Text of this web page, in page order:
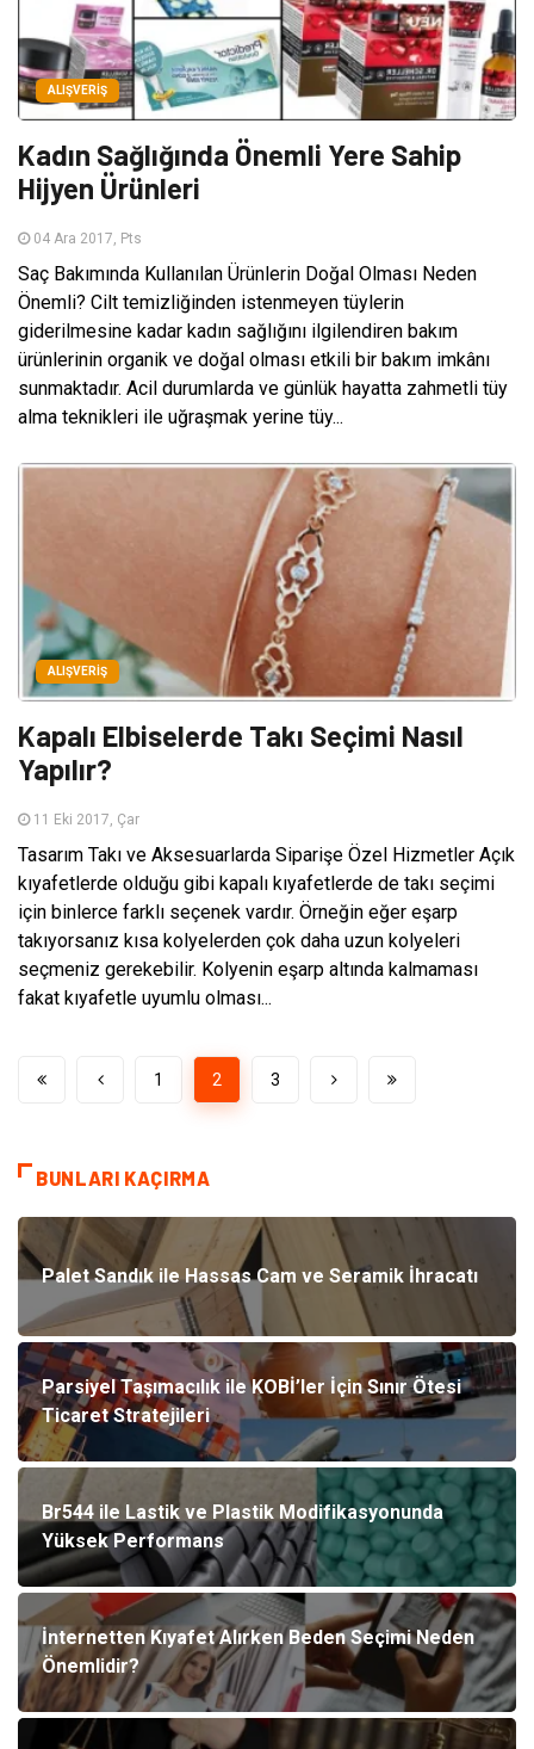
ALIŞVERIŞ
Kadın Sağlığında Önemli Yere Sahip
Hijyen Ürünleri
04 Ara 2017, Pts
Saç Bakımında Kullanılan Ürünlerin Doğal Olması Neden
Önemli? Cilt temizliğinden istenmeyen tüylerin
giderilmesine kadar kadın sağlığını ilgilendiren bakım
ürünlerinin organik ve doğal olması etkili bir bakım imkânı
sunmaktadır. Acil durumlarda ve günlük hayatta zahmetli tüy
alma teknikleri ile uğraşmak yerine tüy...
ALIŞVERIŞ
Kapalı Elbiselerde Takı Seçimi Nasıl
Yapılır?
11 Eki 2017, Çar
Tasarım Takı ve Aksesuarlarda Siparişe Özel Hizmetler Açık
kıyafetlerde olduğu gibi kapalı kıyafetlerde de takı seçimi
için binlerce farklı seçenek vardır. Örneğin eğer eşarp
takıyorsanız kısa kolyelerden çok daha uzun kolyeleri
seçmeniz gerekebilir. Kolyenin eşarp altında kalmaması
fakat kıyafetle uyumlu olması...
1 2 3
BUNLARI KAÇIRMA
Palet Sandık ile Hassas Cam ve Seramik İhracatı
Parsiyel Taşımacılık ile KOBİ’ler İçin Sınır Ötesi
Ticaret Stratejileri
Br544 ile Lastik ve Plastik Modifikasyonunda
Yüksek Performans
İnternetten Kıyafet Alırken Beden Seçimi Neden
Önemlidir?